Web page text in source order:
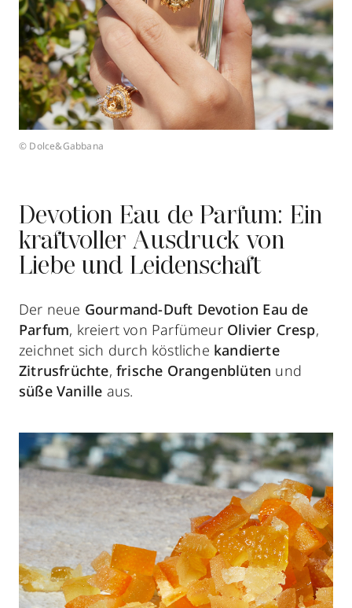
© Dolce&Gabbana
Devotion Eau de Parfum: Ein
kraftvoller Ausdruck von
Liebe und Leidenschaft
Der neue Gourmand-Duft Devotion Eau de
Parfum, kreiert von Parfümeur Olivier Cresp,
zeichnet sich durch köstliche kandierte
Zitrusfrüchte,frische Orangenblüten und
süße Vanille aus.